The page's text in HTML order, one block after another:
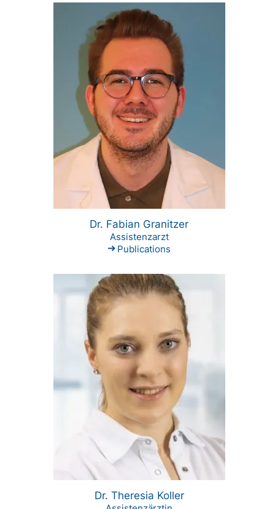
Dr. Fabian Granitzer
Assistenzarzt
Publications
Dr. Theresia Koller